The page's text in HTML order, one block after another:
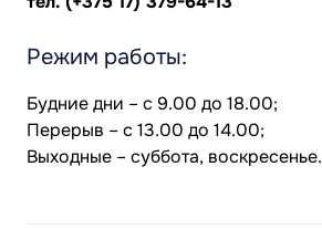
Режим работы:
Будние дни – с 9.00 до 18.00;
Перерыв – с 13.00 до 14.00;
Выходные – суббота, воскресенье.